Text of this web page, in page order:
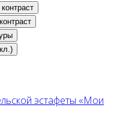
эстафеты «Мои